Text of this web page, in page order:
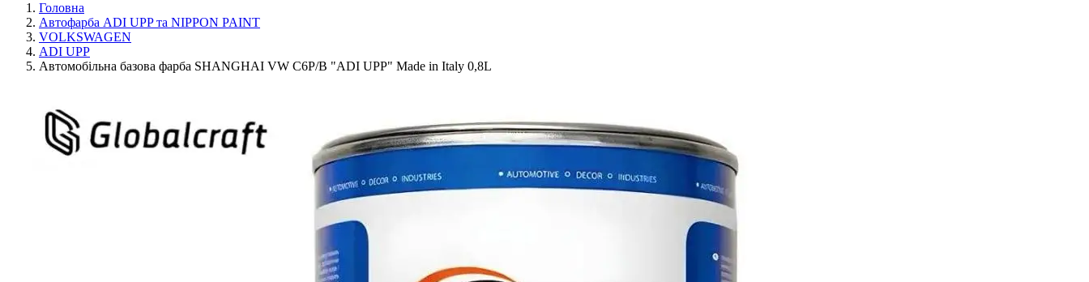
Головна
Автофарба ADI UPP та NIPPON PAINT
VOLKSWAGEN
ADI UPP
Автомобільна базова фарба SHANGHAI VW C6P/B "ADI UPP" Made in Italy 0,8L